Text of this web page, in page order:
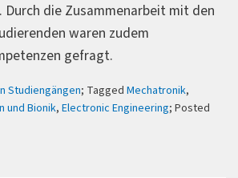
die Zusammenarbeit mit den
waren zudem
gefragt.
Studiengängen; Tagged Mechatronik,
und Bionik, Electronic Engineering; Posted